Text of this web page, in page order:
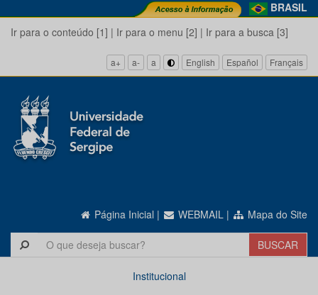
BRASIL
Ir para o conteúdo [1] | Ir para o menu [2] | Ir para a busca [3]
a+ a- a English Español Français
Página Inicial | WEBMAIL | Mapa do Site
Institucional